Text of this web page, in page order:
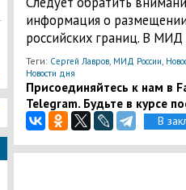
информация о
российских границ. В
Теги: Сергей Лавров, МИД России,
Новости дня
Присоединяйтесь к нам в
Telegram. Будьте в курсе
В